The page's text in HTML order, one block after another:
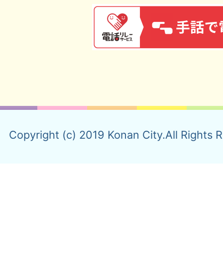
Copyright (c) 2019 Konan City.All Rights